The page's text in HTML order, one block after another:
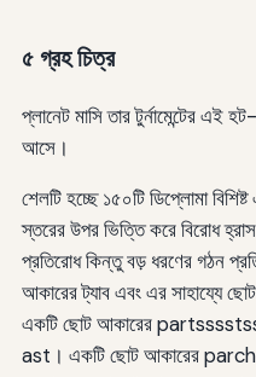
৫ গ্রহ চিত্র
প্লানেট মাসি তার টুর্নামেন্টের এই
আসে।
শেলটি হচ্ছে ১৫০টি ডিপ্লোমা
স্তরের উপর ভিত্তি করে বিরোধ
প্রতিরোধ কিন্তু বড় ধরণের গঠন
আকারের ট্যাব এবং এর
একটি ছোট আকারের
ast। একটি ছোট আকারের